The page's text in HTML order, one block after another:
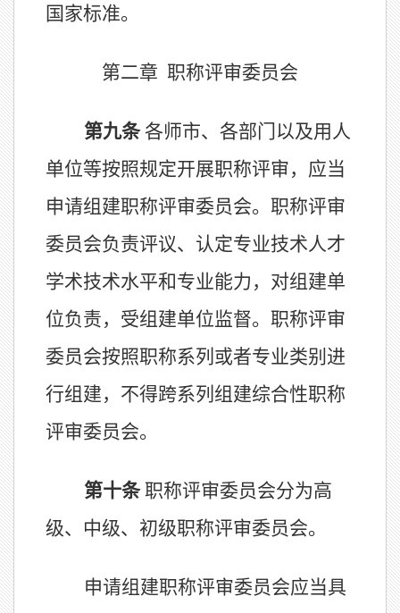
国家标准。
第二章 职称评审委员会
第九条 各师市、各部门以及用人
单位等按照规定开展职称评审，应当
申请组建职称评审委员会。职称评审
委员会负责评议、认定专业技术人才
学术技术水平和专业能力，对组建单
位负责，受组建单位监督。职称评审
委员会按照职称系列或者专业类别进
行组建，不得跨系列组建综合性职称
评审委员会。
第十条 职称评审委员会分为高
级、中级、初级职称评审委员会。
申请组建职称评审委员会应当具